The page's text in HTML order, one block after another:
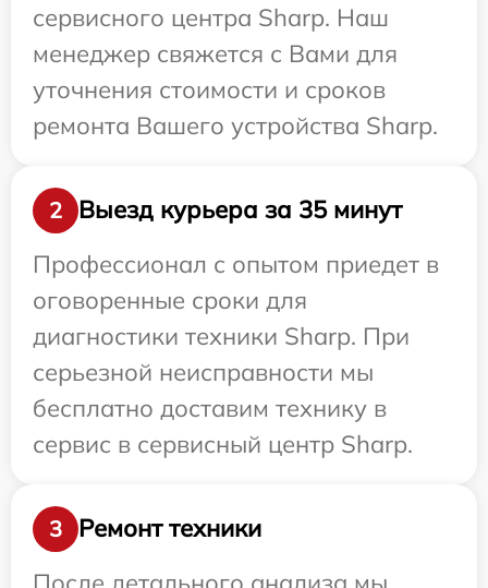
сервисного центра Sharp. Наш
менеджер свяжется с Вами для
уточнения стоимости и сроков
ремонта Вашего устройства Sharp.
2
Выезд курьера за 35 минут
Профессионал с опытом приедет в
оговоренные сроки для
диагностики техники Sharp. При
серьезной неисправности мы
бесплатно доставим технику в
сервис в сервисный центр Sharp.
3
Ремонт техники